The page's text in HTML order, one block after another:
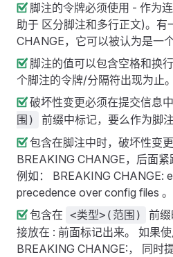
脚注的令牌必须使用 - 作为
助于 区分脚注和多行正文)。
CHANGE，它可以被认为是一个
脚注的值可以包含空格和换
个脚注的令牌/分隔符出现为止。
破坏性变更必须在提交信息
围)
前缀中标记，要么作为脚注
包含在脚注中时，破坏性变
BREAKING CHANGE，后面
例如： BREAKING CHANGE:
precedence over config files 。
包含在 <类型>(范围)
前
接放在 : 前面标记出来。 如果
BREAKING CHANGE:， 同时